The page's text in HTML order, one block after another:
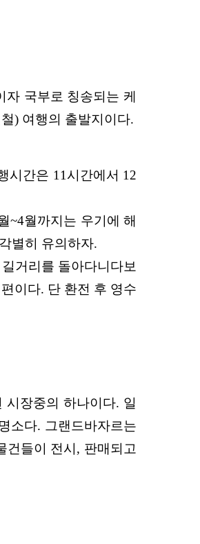
국부로 칭송되 는 케
) 여행의 출발지이다.
시간은 11시간에서 12
~4월까지 는 우기에 해
각별히 유의하자.
길거리를 돌아다니다보
이다. 단 환전 후 영수
시장중의 하나이다. 일
소다. 그랜드바자르는
건들이 전시, 판매되고